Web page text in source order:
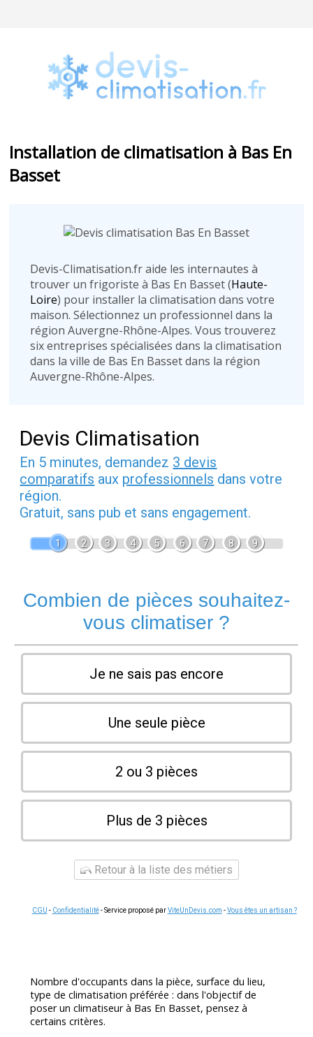
Installation de climatisation à Bas En
Basset
Devis-Climatisation.fr aide les internautes à
trouver un frigoriste à Bas En Basset (Haute-
Loire) pour installer la climatisation dans votre
maison. Sélectionnez un professionnel dans la
région Auvergne-Rhône-Alpes. Vous trouverez
six entreprises spécialisées dans la climatisation
dans la ville de Bas En Basset dans la région
Auvergne-Rhône-Alpes.
Devis Climatisation
En 5 minutes, demandez 3 devis
comparatifs aux professionnels dans votre
région.
Gratuit, sans pub et sans engagement.
1 2 3 4 5 6 7 8 9
Combien de pièces souhaitez-
vous climatiser ?
Je ne sais pas encore
Une seule pièce
2 ou 3 pièces
Plus de 3 pièces
Retour à la liste des métiers
CGU - Confidentialité- Service proposé parViteUnDevis.com -Vous êtes un artisan ?
Nombre d'occupants dans la pièce, surface du lieu,
type de climatisation préférée : dans l'objectif de
poser un climatiseur à Bas En Basset, pensez à
certains critères.